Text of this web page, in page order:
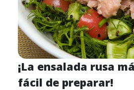
¡La ensalada rusa
fácil de preparar!